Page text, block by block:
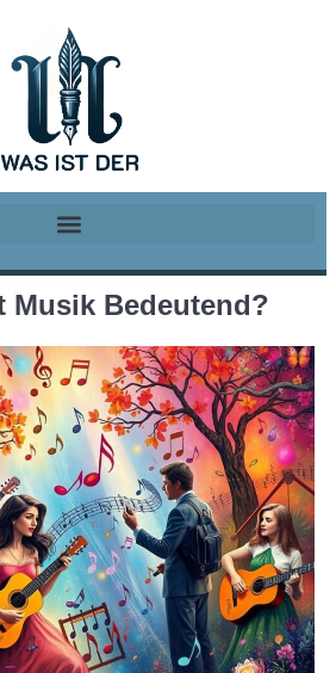
Musik Bedeutend?